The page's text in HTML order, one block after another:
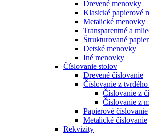
Drevené menovky
Klasické papierové
Metalické menovky
Transparentné a
Štrukturované
Detské menovky
Iné menovky
Číslovanie stolov
Drevené číslovanie
Číslovanie z tvrdého
Číslovanie z
Číslovanie z
Papierové číslovanie
Metalické číslovanie
Rekvizity